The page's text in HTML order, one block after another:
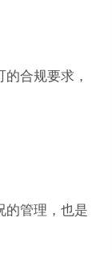
合规要求，
的管理，也是